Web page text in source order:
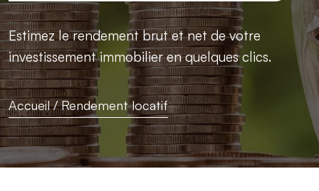
Estimez le rendement brut et net de votre
investissement immobilier en quelques clics.
Accueil / Rendement locatif